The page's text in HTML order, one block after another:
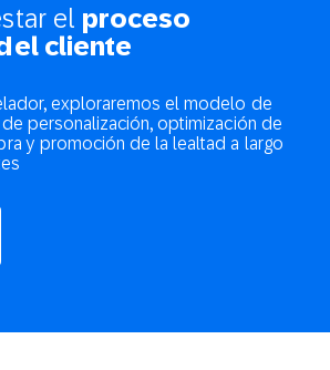
el proceso
cliente
exploraremos el modelo de
personalización, optimización de
y promoción de la lealtad a largo